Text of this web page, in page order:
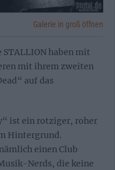
Galerie in groß öffnen
haben mit
mit ihrem zweiten
auf das
ist ein rotziger, roher
Hintergrund.
einen Club
Nerds, die keine